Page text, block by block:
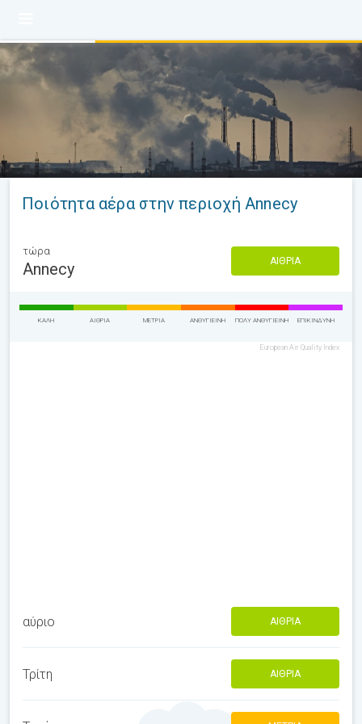
Ποιότητα αέρα στην περιοχή Annecy
τώρα
Annecy ΑΊΘΡΙΑ
ΚΑΛΉ ΑΊΘΡΙΑ ΜΈΤΡΙΑ ΑΝΘΥΓΙΕΙΝΉ ΠΟΛΎ ΑΝΘΥΓΙΕΙΝΉ ΕΠΙΚΊΝΔΥΝΗ
European Air Quality Index
αύριο ΑΊΘΡΙΑ
Τρίτη ΑΊΘΡΙΑ